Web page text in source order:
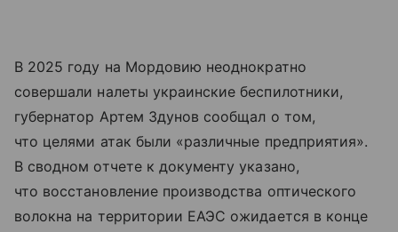
В 2025 году на Мордовию неоднократно
совершали налеты украинские беспилотники,
губернатор Артем Здунов сообщал о том,
что целями атак были «различные предприятия».
В сводном отчете к документу указано,
что восстановление производства оптического
волокна на территории ЕАЭС ожидается в конце